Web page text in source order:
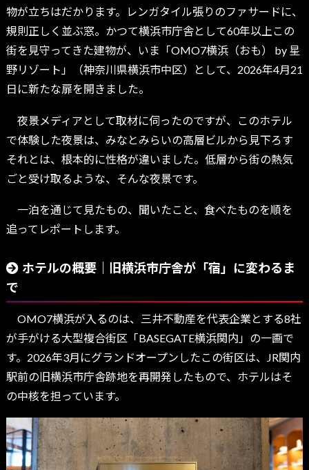
物が立ちはだかります。レンガタイル張りのファサードに、
規則正しく並ぶ窓。かつて横浜市庁舎として60年以上この
街を見守ってきた建物が、いま「OMO7横浜（おも） by 星
野リゾート」（神奈川県横浜市中区）として、2026年4月21
日に新たな扉を開きました。
夜景メディアとして取材に伺ったのですが、このホテル
で体験した夜景は、みなとみらいの高層ビルから見下ろす
それとは、根本的に性格が違いました。低層から街の熱気
ごと受け取るような、そんな夜景です。
一泊を通じて見たもの、聞いたこと、食べたものを順を
追ってレポートします。
ホテルの概要｜旧横浜市庁舎が「宿」に変わるま
で
OMO7横浜が入るのは、三井不動産を代表企業とする8社
が手がける大型複合街区「BASEGATE横浜関内」の一画で
す。2026年3月にグランドオープンしたこの街区は、JR関内
駅前の旧横浜市庁舎跡地を再開発したもので、ホテルはそ
の中核を担っています。